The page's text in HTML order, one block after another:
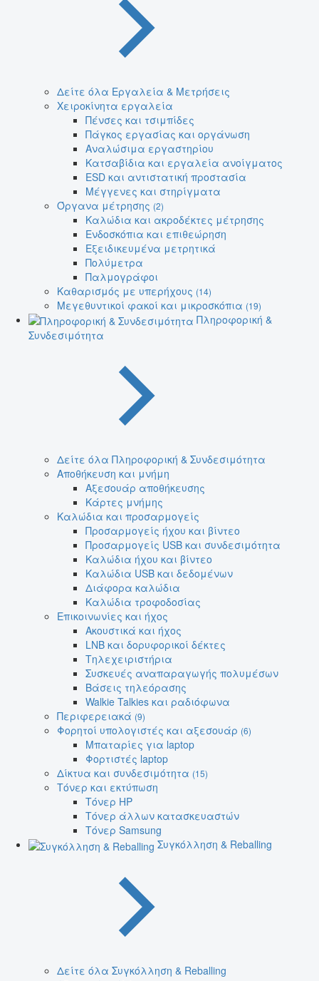
Δείτε όλα Εργαλεία & Μετρήσεις
Χειροκίνητα εργαλεία
Πένσες και τσιμπίδες
Πάγκος εργασίας και οργάνωση
Αναλώσιμα εργαστηρίου
Κατσαβίδια και εργαλεία ανοίγματος
ESD και αντιστατική προστασία
Μέγγενες και στηρίγματα
Όργανα μέτρησης (2)
Καλώδια και ακροδέκτες μέτρησης
Ενδοσκόπια και επιθεώρηση
Εξειδικευμένα μετρητικά
Πολύμετρα
Παλμογράφοι
Καθαρισμός με υπερήχους (14)
Μεγεθυντικοί φακοί και μικροσκόπια (19)
Πληροφορική &
Συνδεσιμότητα
Δείτε όλα Πληροφορική & Συνδεσιμότητα
Αποθήκευση και μνήμη
Αξεσουάρ αποθήκευσης
Κάρτες μνήμης
Καλώδια και προσαρμογείς
Προσαρμογείς ήχου και βίντεο
Προσαρμογείς USB και συνδεσιμότητα
Καλώδια ήχου και βίντεο
Καλώδια USB και δεδομένων
Διάφορα καλώδια
Καλώδια τροφοδοσίας
Επικοινωνίες και ήχος
Ακουστικά και ήχος
LNB και δορυφορικοί δέκτες
Τηλεχειριστήρια
Συσκευές αναπαραγωγής πολυμέσων
Βάσεις τηλεόρασης
Walkie Talkies και ραδιόφωνα
Περιφερειακά (9)
Φορητοί υπολογιστές και αξεσουάρ (6)
Μπαταρίες για laptop
Φορτιστές laptop
Δίκτυα και συνδεσιμότητα (15)
Τόνερ και εκτύπωση
Τόνερ HP
Τόνερ άλλων κατασκευαστών
Τόνερ Samsung
Συγκόλληση & Reballing
Δείτε όλα Συγκόλληση & Reballing